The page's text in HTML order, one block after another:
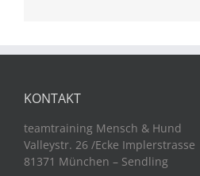
KONTAKT
teamtraining Mensch & Hund
Valleystr. 26 /Ecke Implerstrasse
81371 München – Sendling